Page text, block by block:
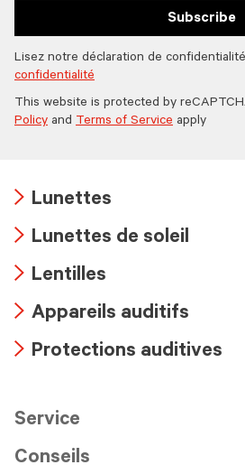
Subscribe
Lisez notre déclaration de
confidentialité
This website is protected by
Policy and Terms of Service apply
icon
Lunettes
icon
Lunettes de soleil
icon
Lentilles
icon
Appareils auditifs
Protections auditives
Service
Conseils